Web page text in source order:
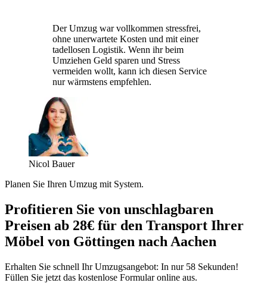
Der Umzug war vollkommen stressfrei,
ohne unerwartete Kosten und mit einer
tadellosen Logistik. Wenn ihr beim
Umziehen Geld sparen und Stress
vermeiden wollt, kann ich diesen Service
nur wärmstens empfehlen.
Nicol Bauer
Planen Sie Ihren Umzug mit System.
Profitieren Sie von unschlagbaren
Preisen ab 28€ für den Transport Ihrer
Möbel von Göttingen nach Aachen
Erhalten Sie schnell Ihr Umzugsangebot: In nur 58 Sekunden!
Füllen Sie jetzt das kostenlose Formular online aus.